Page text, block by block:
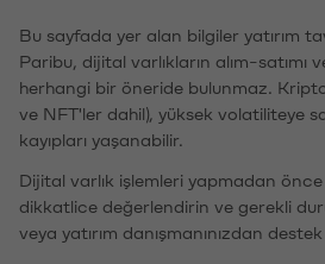
Bu sayfada yer alan bilgiler yatırım
Paribu, dijital varlıkların alım-satımı
herhangi bir öneride bulunmaz.
ve NFT'ler dahil), yüksek volatiliteye
kayıpları yaşanabilir.
Dijital varlık işlemleri yapmadan
dikkatlice değerlendirin ve gerekli
veya yatırım danışmanınızdan destek